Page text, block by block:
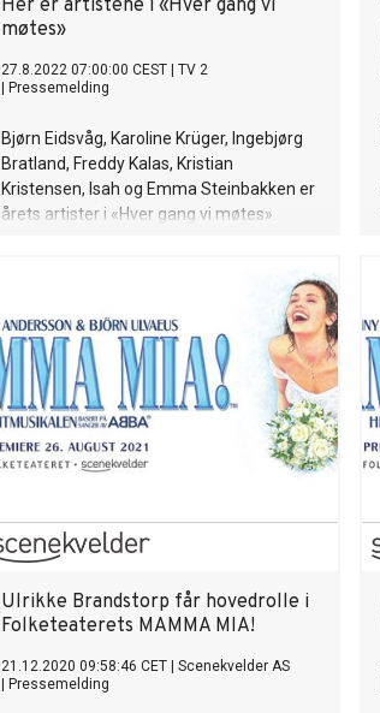
Her er artistene i «Hver gang vi
møtes»
27.8.2022 07:00:00 CEST
TV 2
Pressemelding
Bjørn Eidsvåg, Karoline Krüger, Ingebjørg
Bratland, Freddy Kalas, Kristian
Kristensen, Isah og Emma Steinbakken er
årets artister i «Hver gang vi møtes».
Ulrikke Brandstorp får hovedrolle i
Folketeaterets MAMMA MIA!
21.12.2020 09:58:46 CET
Scenekvelder AS
Pressemelding